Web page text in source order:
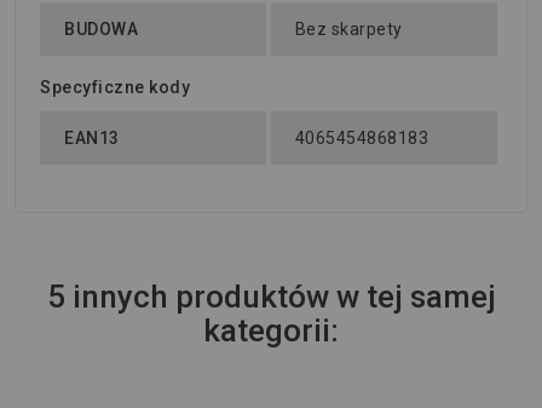
BUDOWA Bez skarpety
Specyficzne kody
EAN13 4065454868183
5 innych produktów w tej samej
kategorii: